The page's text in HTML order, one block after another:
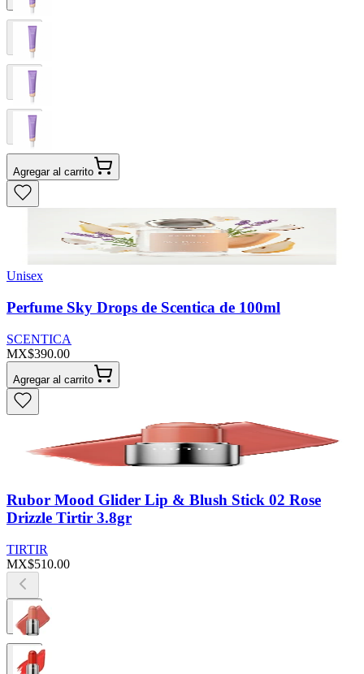
Agregar al carrito
Unisex
Perfume Sky Drops de Scentica de 100ml
SCENTICA
MX$390.00
Agregar al carrito
Rubor Mood Glider Lip & Blush Stick 02 Rose
Drizzle Tirtir 3.8gr
TIRTIR
MX$510.00